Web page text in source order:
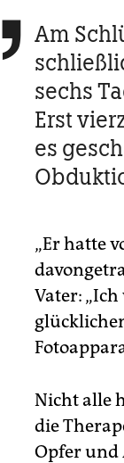
Am
sechs
Erst
es
„Er hatte
Vater:
Nicht alle
die
Opfer und